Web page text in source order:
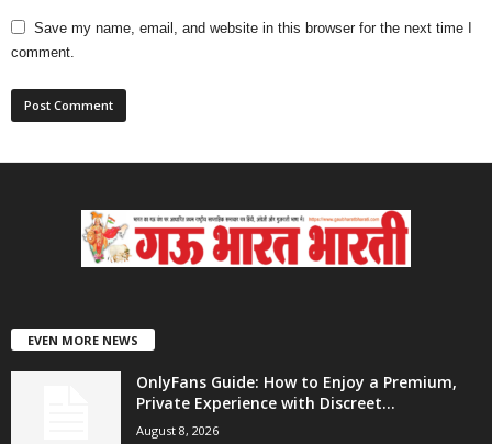
Save my name, email, and website in this browser for the next time I
comment.
EVEN MORE NEWS
OnlyFans Guide: How to Enjoy a Premium,
Private Experience with Discreet...
August 8, 2026